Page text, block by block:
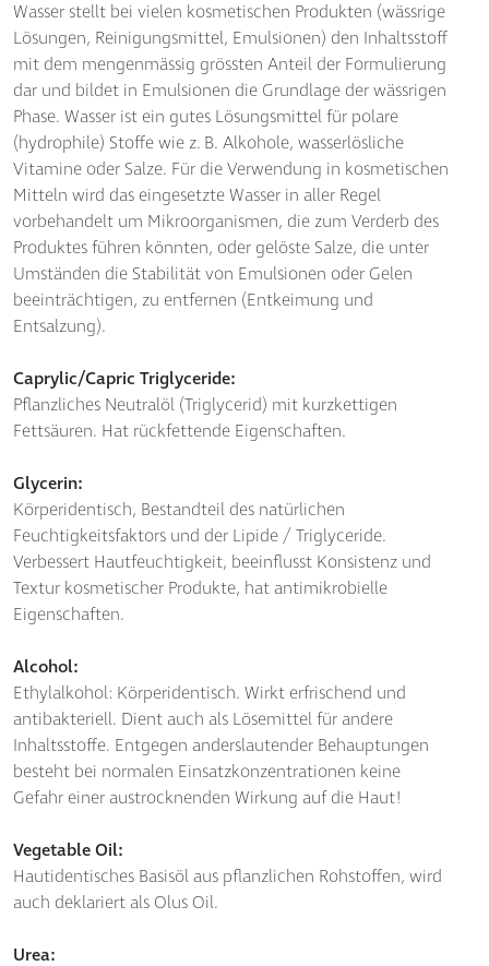
Wasser stellt bei vielen kosmetischen Produkten (wässrige
Lösungen, Reinigungsmittel, Emulsionen) den Inhaltsstoff
mit dem mengenmässig grössten Anteil der Formulierung
dar und bildet in Emulsionen die Grundlage der wässrigen
Phase. Wasser ist ein gutes Lösungsmittel für polare
(hydrophile) Stoffe wie z. B. Alkohole, wasserlösliche
Vitamine oder Salze. Für die Verwendung in kosmetischen
Mitteln wird das eingesetzte Wasser in aller Regel
vorbehandelt um Mikroorganismen, die zum Verderb des
Produktes führen könnten, oder gelöste Salze, die unter
Umständen die Stabilität von Emulsionen oder Gelen
beeinträchtigen, zu entfernen (Entkeimung und
Entsalzung).
Caprylic/Capric Triglyceride:
Pflanzliches Neutralöl (Triglycerid) mit kurzkettigen
Fettsäuren. Hat rückfettende Eigenschaften.
Glycerin:
Körperidentisch, Bestandteil des natürlichen
Feuchtigkeitsfaktors und der Lipide / Triglyceride.
Verbessert Hautfeuchtigkeit, beeinflusst Konsistenz und
Textur kosmetischer Produkte, hat antimikrobielle
Eigenschaften.
Alcohol:
Ethylalkohol: Körperidentisch. Wirkt erfrischend und
antibakteriell. Dient auch als Lösemittel für andere
Inhaltsstoffe. Entgegen anderslautender Behauptungen
besteht bei normalen Einsatzkonzentrationen keine
Gefahr einer austrocknenden Wirkung auf die Haut!
Vegetable Oil:
Hautidentisches Basisöl aus pflanzlichen Rohstoffen, wird
auch deklariert als Olus Oil.
Urea: